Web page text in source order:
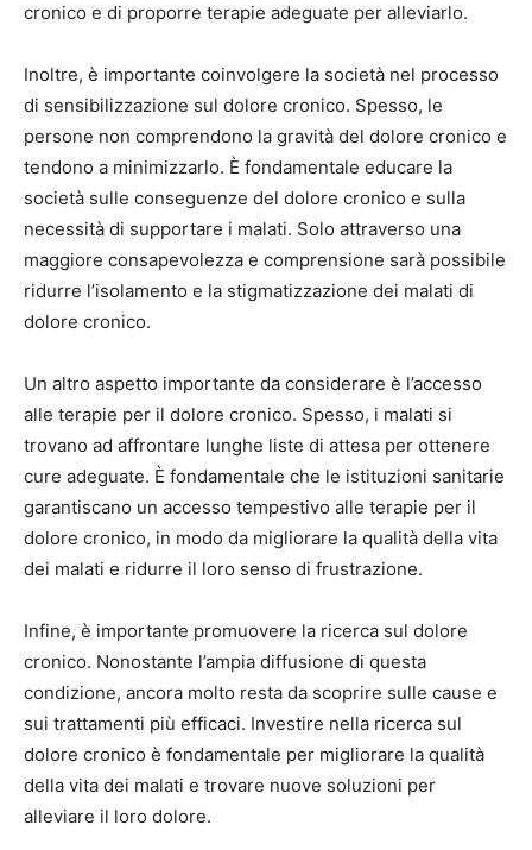
cronico e di proporre terapie adeguate per alleviarlo.
Inoltre, è importante coinvolgere la società nel processo
di sensibilizzazione sul dolore cronico. Spesso, le
persone non comprendono la gravità del dolore cronico e
tendono a minimizzarlo. È fondamentale educare la
società sulle conseguenze del dolore cronico e sulla
necessità di supportare i malati. Solo attraverso una
maggiore consapevolezza e comprensione sarà possibile
ridurre l’isolamento e la stigmatizzazione dei malati di
dolore cronico.
Un altro aspetto importante da considerare è l’accesso
alle terapie per il dolore cronico. Spesso, i malati si
trovano ad affrontare lunghe liste di attesa per ottenere
cure adeguate. È fondamentale che le istituzioni sanitarie
garantiscano un accesso tempestivo alle terapie per il
dolore cronico, in modo da migliorare la qualità della vita
dei malati e ridurre il loro senso di frustrazione.
Infine, è importante promuovere la ricerca sul dolore
cronico. Nonostante l’ampia diffusione di questa
condizione, ancora molto resta da scoprire sulle cause e
sui trattamenti più efficaci. Investire nella ricerca sul
dolore cronico è fondamentale per migliorare la qualità
della vita dei malati e trovare nuove soluzioni per
alleviare il loro dolore.